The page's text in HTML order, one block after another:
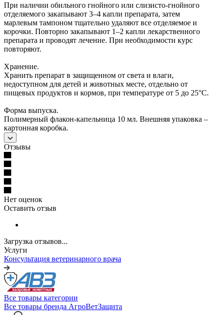
При наличии обильного гнойного или слизисто-гнойного
отделяемого закапывают 3–4 капли препарата, затем
марлевым тампоном тщательно удаляют все отделяемое и
корочки. Повторно закапывают 1–2 капли лекарственного
препарата и проводят лечение. При необходимости курс
повторяют.
Хранение.
Хранить препарат в защищенном от света и влаги,
недоступном для детей и животных месте, отдельно от
пищевых продуктов и кормов, при температуре от 5 до 25°С.
Форма выпуска.
Полимерный флакон-капельница 10 мл. Внешняя упаковка –
картонная коробка.
Отзывы
Нет оценок
Оставить отзыв
Загрузка отзывов...
Услуги
Консультация ветеринарного врача
Все товары категории
Все товары бренда АгроВетЗащита